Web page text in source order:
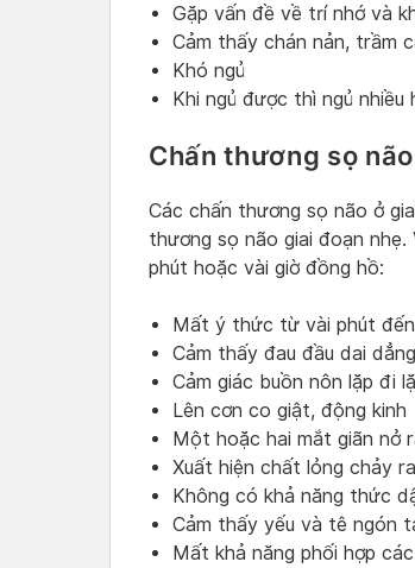
Gặp vấn đề về trí nhớ và
Cảm thấy chán nản, trầm
Khó ngủ
Khi ngủ được thì ngủ nhiều
Chấn thương sọ
Các chấn thương sọ não ở
thương sọ não giai đoạn
phút hoặc vài giờ đồng hồ:
Mất ý thức từ vài phút
Cảm thấy đau đầu dai dẳng
Cảm giác buồn nôn lặp đi
Lên cơn co giật, động kinh
Một hoặc hai mắt giãn nở
Xuất hiện chất lỏng chảy
Không có khả năng thức
Cảm thấy yếu và tê ngón
Mất khả năng phối hợp